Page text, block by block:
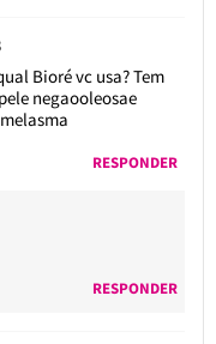
Bioré vc usa? Tem
negaooleosae
RESPONDER
RESPONDER